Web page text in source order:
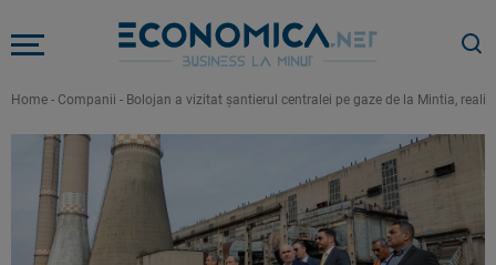
Home - Companii - Bolojan a vizitat șantierul centralei pe gaze de la Mintia,